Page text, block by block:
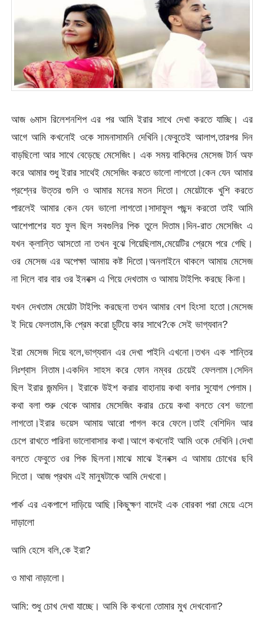
আজ ৬মাস রিলেশনশিপ এর পর আমি ইরার সাথে দেখা করতে যাচ্ছি। এর
আগে আমি কখনোই ওকে সামনাসামনি দেখিনি।ফেবুতেই আলাপ,তারপর দিন
বাড়ছিলো আর সাথে বেড়েছে মেসেজিং। এক সময় বাকিদের মেসেজ টার্ন অফ
করে আমার শুধু ইরার সাথেই মেসেজিং করতে ভালো লাগতো।কেন যেন আমার
প্রশ্নের উত্তর গুলি ও আমার মনের মতন দিতো। মেয়েটাকে খুশি করতে
পারলেই আমার কেন যেন ভালো লাগতো।সাদাফুল পছন্দ করতো তাই আমি
আশেপাশের যত ফুল ছিল সবগুলির পিক তুলে দিতাম।দিন-রাত মেসেজিং এ
যখন ক্লান্তি আসতো না তখন বুঝে গিয়েছিলাম,মেয়েটির প্রেমে পরে গেছি।
ওর মেসেজ এর অপেক্ষা আমায় কষ্ট দিতো।অনলাইনে থাকলে আমায় মেসেজ
না দিলে বার বার ওর ইনবক্স এ গিয়ে দেখতাম ও আমায় টাইপিং করছে কিনা।
যখন দেখতাম মেয়েটা টাইপিং করছেনা তখন আমার বেশ হিংসা হতো।মেসেজ
ই দিয়ে ফেলতাম,কি প্রেম করো চুটিয়ে কার সাথে?কে সেই ভাগ্যবান?
ইরা মেসেজ দিয়ে বলে,ভাগ্যবান এর দেখা পাইনি এখনো।তখন এক শান্তির
নিঃশ্বাস নিতাম।একদিন সাহস করে ফোন নম্বর চেয়েই ফেললাম।সেদিন
ছিল ইরার জন্মদিন। ইরাকে উইশ করার বাহানায় কথা বলার সুযোগ পেলাম।
কথা বলা শুরু থেকে আমার মেসেজিং করার চেয়ে কথা বলতে বেশ ভালো
লাগতো।ইরার ভয়েস আমায় আরো পাগল করে ফেলে।তাই বেশিদিন আর
চেপে রাখতে পারিনা ভালোবাসার কথা।আগে কখনোই আমি ওকে দেখিনি।দেখা
বলতে ফেবুতে ওর পিক ছিলনা।মাঝে মাঝে ইনবক্স এ আমায় চোখের ছবি
দিতো। আজ প্রথম এই মানুষটাকে আমি দেখবো।
পার্ক এর একপাশে দাড়িয়ে আছি।কিছুক্ষণ বাদেই এক বোরকা পরা মেয়ে এসে
দাড়ালো
আমি হেসে বলি,কে ইরা?
ও মাথা নাড়ালো।
আমি: শুধু চোখ দেখা যাচ্ছে। আমি কি কখনো তোমার মুখ দেখবোনা?